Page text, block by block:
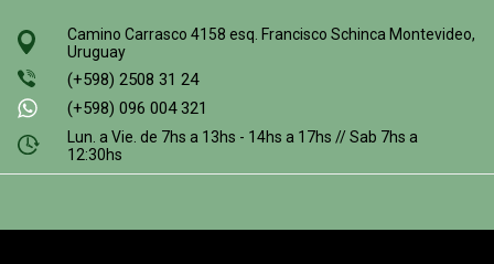
Camino Carrasco 4158 esq. Francisco Schinca Montevideo,
Uruguay
(+598) 2508 31 24
(+598) 096 004 321
Lun. a Vie. de 7hs a 13hs - 14hs a 17hs // Sab 7hs a
12:30hs